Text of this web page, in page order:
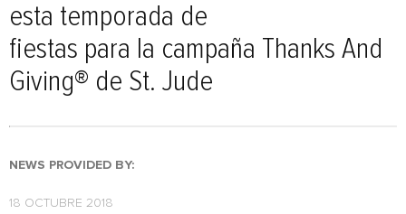
esta temporada de
fiestas para la campaña Thanks And
Giving® de St. Jude
NEWS PROVIDED BY:
18 OCTUBRE 2018